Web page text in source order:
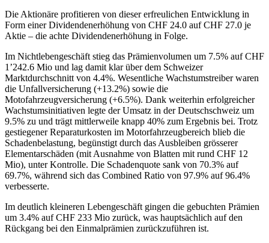
Die Aktionäre profitieren von dieser erfreulichen Entwicklung in
Form einer Dividendenerhöhung von CHF 24.0 auf CHF 27.0 je
Aktie – die achte Dividendenerhöhung in Folge.
Im Nichtlebengeschäft stieg das Prämienvolumen um 7.5% auf CHF
1’242.6 Mio und lag damit klar über dem Schweizer
Marktdurchschnitt von 4.4%. Wesentliche Wachstumstreiber waren
die Unfallversicherung (+13.2%) sowie die
Motofahrzeugversicherung (+6.5%). Dank weiterhin erfolgreicher
Wachstumsinitiativen legte der Umsatz in der Deutschschweiz um
9.5% zu und trägt mittlerweile knapp 40% zum Ergebnis bei. Trotz
gestiegener Reparaturkosten im Motorfahrzeugbereich blieb die
Schadenbelastung, begünstigt durch das Ausbleiben grösserer
Elementarschäden (mit Ausnahme von Blatten mit rund CHF 12
Mio), unter Kontrolle. Die Schadenquote sank von 70.3% auf
69.7%, während sich das Combined Ratio von 97.9% auf 96.4%
verbesserte.
Im deutlich kleineren Lebengeschäft gingen die gebuchten Prämien
um 3.4% auf CHF 233 Mio zurück, was hauptsächlich auf den
Rückgang bei den Einmalprämien zurückzuführen ist.